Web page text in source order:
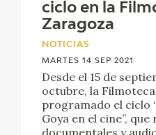
ciclo en la
Zaragoza
NOTICIAS
MARTES 14 SEP 2021
Desde el 15 de
octubre, la
programado el ciclo
Goya en el cine”,
documentales y